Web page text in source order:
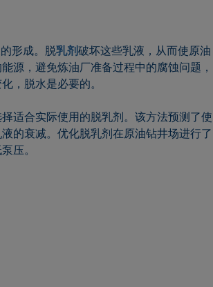
形成。脱乳剂破坏这些乳液，从而使原油
源，避免炼油厂准备过程中的腐蚀问题，
，脱水是必要的。
适合实际使用的脱乳剂。该方法预测了使
的衰减。优化脱乳剂在原油钻井场进行了
压。